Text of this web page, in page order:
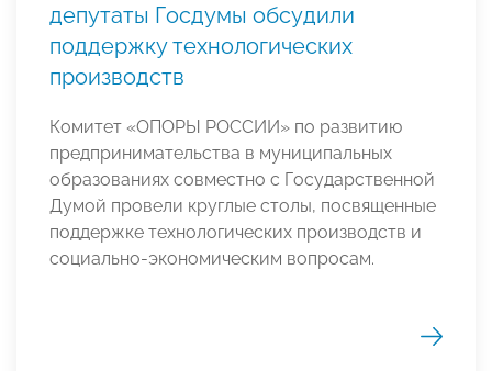
депутаты Госдумы обсудили
поддержку технологических
производств
Комитет «ОПОРЫ РОССИИ» по развитию
предпринимательства в муниципальных
образованиях совместно с Государственной
Думой провели круглые столы, посвященные
поддержке технологических производств и
социально-экономическим вопросам.